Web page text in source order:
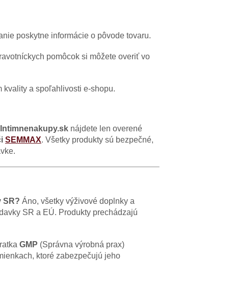
poskytne informácie o pôvode tovaru.
pomôcok si môžete overiť vo
kvality a spoľahlivosti e-shopu.
Intimnenakupy.sk nájdete len overené
SEMMAX. Všetky produkty sú bezpečné,
SR? Áno, všetky výživové doplnky a
SR a EÚ. Produkty prechádzajú
GMP (Správna výrobná prax)
ktoré zabezpečujú jeho